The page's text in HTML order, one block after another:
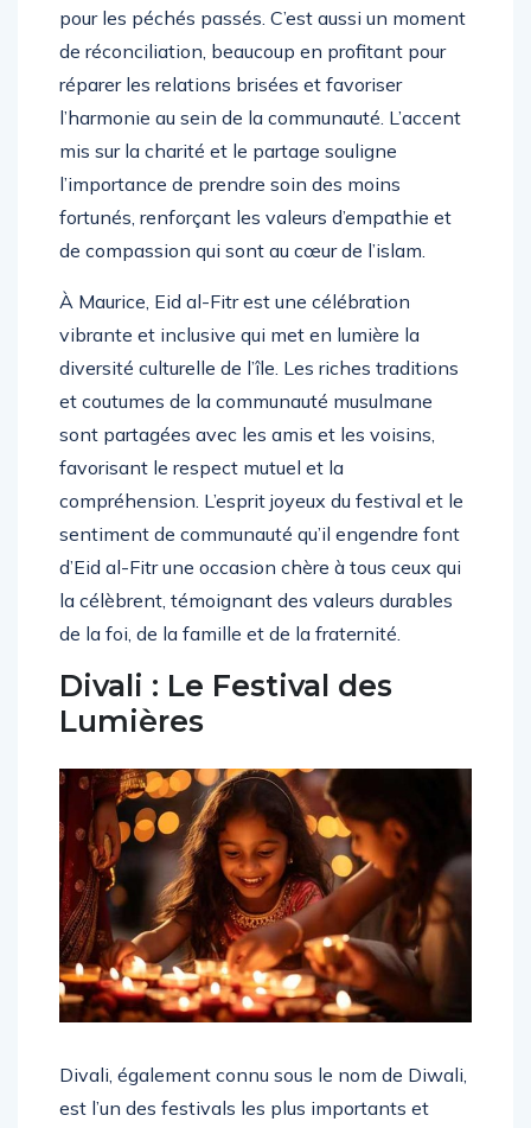
pour les péchés passés. C’est aussi un moment
de réconciliation, beaucoup en profitant pour
réparer les relations brisées et favoriser
l’harmonie au sein de la communauté. L’accent
mis sur la charité et le partage souligne
l’importance de prendre soin des moins
fortunés, renforçant les valeurs d’empathie et
de compassion qui sont au cœur de l’islam.
À Maurice, Eid al-Fitr est une célébration
vibrante et inclusive qui met en lumière la
diversité culturelle de l’île. Les riches traditions
et coutumes de la communauté musulmane
sont partagées avec les amis et les voisins,
favorisant le respect mutuel et la
compréhension. L’esprit joyeux du festival et le
sentiment de communauté qu’il engendre font
d’Eid al-Fitr une occasion chère à tous ceux qui
la célèbrent, témoignant des valeurs durables
de la foi, de la famille et de la fraternité.
Divali : Le Festival des
Lumières
Divali, également connu sous le nom de Diwali,
est l’un des festivals les plus importants et